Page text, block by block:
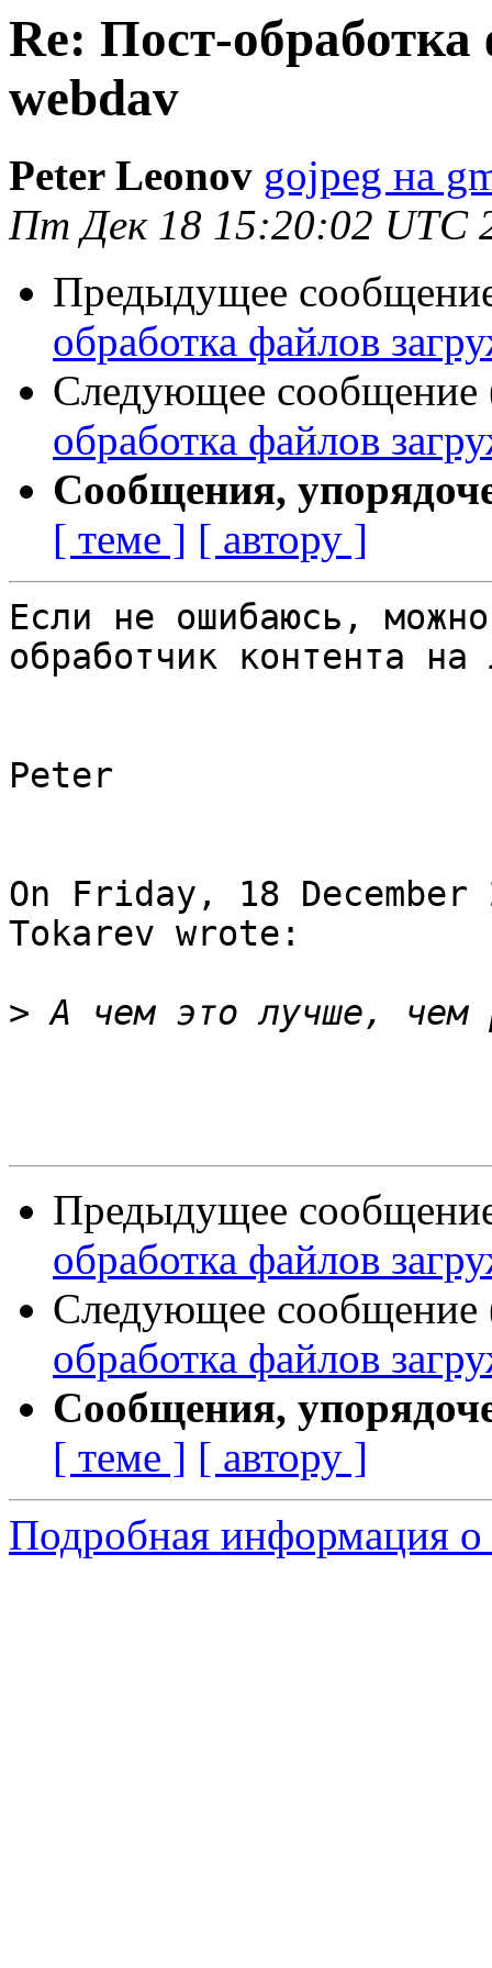
Re: Пост-
webdav
Peter Leonov gojpeg на
Пт Дек 18 15:20:02 UTC
Предыдущее
обработка файлов
Следующее сообщение
обработка файлов
Сообщения,
[ теме ] [ автору ]
Если не ошибаюсь,
обработчик контента
Peter
On Friday, 18
Tokarev wrote:
>
Предыдущее
обработка файлов
Следующее сообщение
обработка файлов
Сообщения,
[ теме ] [ автору ]
Подробная информация